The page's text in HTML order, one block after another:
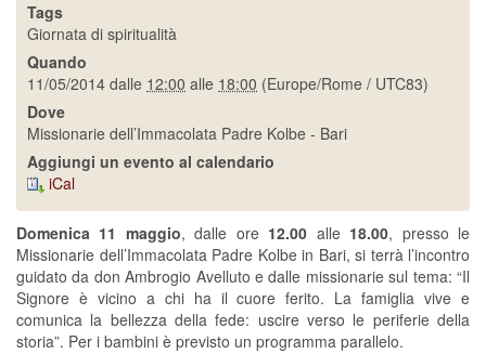
Tags
Giornata di spiritualità
Quando
11/05/2014 dalle 12:00 alle 18:00 (Europe/Rome / UTC83)
Dove
Missionarie dell’Immacolata Padre Kolbe - Bari
Aggiungi un evento al calendario
iCal
Domenica 11 maggio, dalle ore 12.00 alle 18.00, presso le
Missionarie dell’Immacolata Padre Kolbe in Bari, si terrà l’incontro
guidato da don Ambrogio Avelluto e dalle missionarie sul tema: “Il
Signore è vicino a chi ha il cuore ferito. La famiglia vive e
comunica la bellezza della fede: uscire verso le periferie della
storia”. Per i bambini è previsto un programma parallelo.